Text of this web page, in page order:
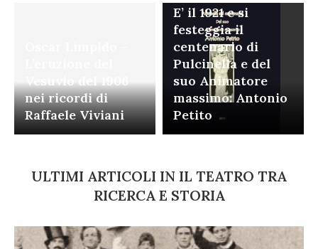
Vesuvio del 1906
nei ricordi di
Raffaele Viviani
E’ il 1921 e si
festeggia il
centenario di
Pulcinella e del
suo Animatore
massimo: Antonio
Petito
ULTIMI ARTICOLI IN IL TEATRO TRA
RICERCA E STORIA